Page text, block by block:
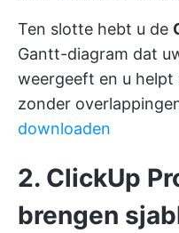
Ten slotte hebt u de
Gantt-diagram dat
weergeeft en u
zonder
downloaden
2. ClickUp
brengen